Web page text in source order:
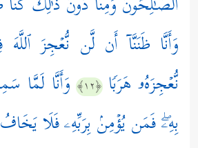
ٱلصَّـٰلِحُونَ وَمِنَّا دُونَ ذَ ٰ⁠لِكَۖ كُنَّا
وَأَنَّا ظَنَنَّاۤ أَن لَّن نُّعۡجِزَ
نُّعۡجِزَهُۥ هَرَبࣰا ﴿١٢﴾
وَأَنَّا لَمَّا
بِهِۦۖ فَمَن یُؤۡمِنۢ بِرَبِّهِۦ فَلَا